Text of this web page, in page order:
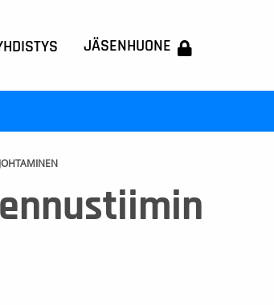
JÄSENHUONE